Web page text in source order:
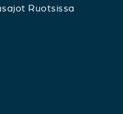
Ruotsissa